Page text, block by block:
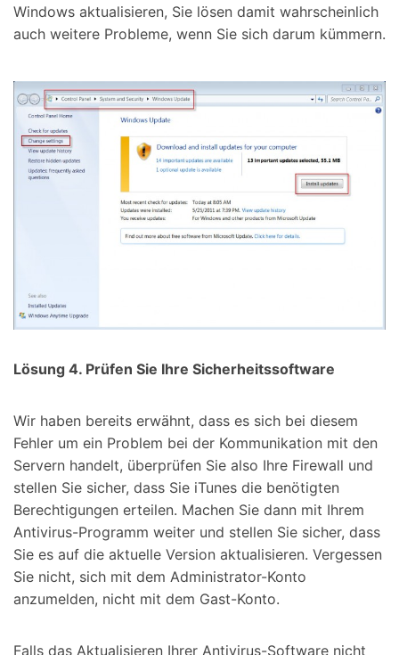
Windows aktualisieren, Sie lösen damit wahrscheinlich
auch weitere Probleme, wenn Sie sich darum kümmern.
Lösung 4. Prüfen Sie Ihre Sicherheitssoftware
Wir haben bereits erwähnt, dass es sich bei diesem
Fehler um ein Problem bei der Kommunikation mit den
Servern handelt, überprüfen Sie also Ihre Firewall und
stellen Sie sicher, dass Sie iTunes die benötigten
Berechtigungen erteilen. Machen Sie dann mit Ihrem
Antivirus-Programm weiter und stellen Sie sicher, dass
Sie es auf die aktuelle Version aktualisieren. Vergessen
Sie nicht, sich mit dem Administrator-Konto
anzumelden, nicht mit dem Gast-Konto.
Falls das Aktualisieren Ihrer Antivirus-Software nicht